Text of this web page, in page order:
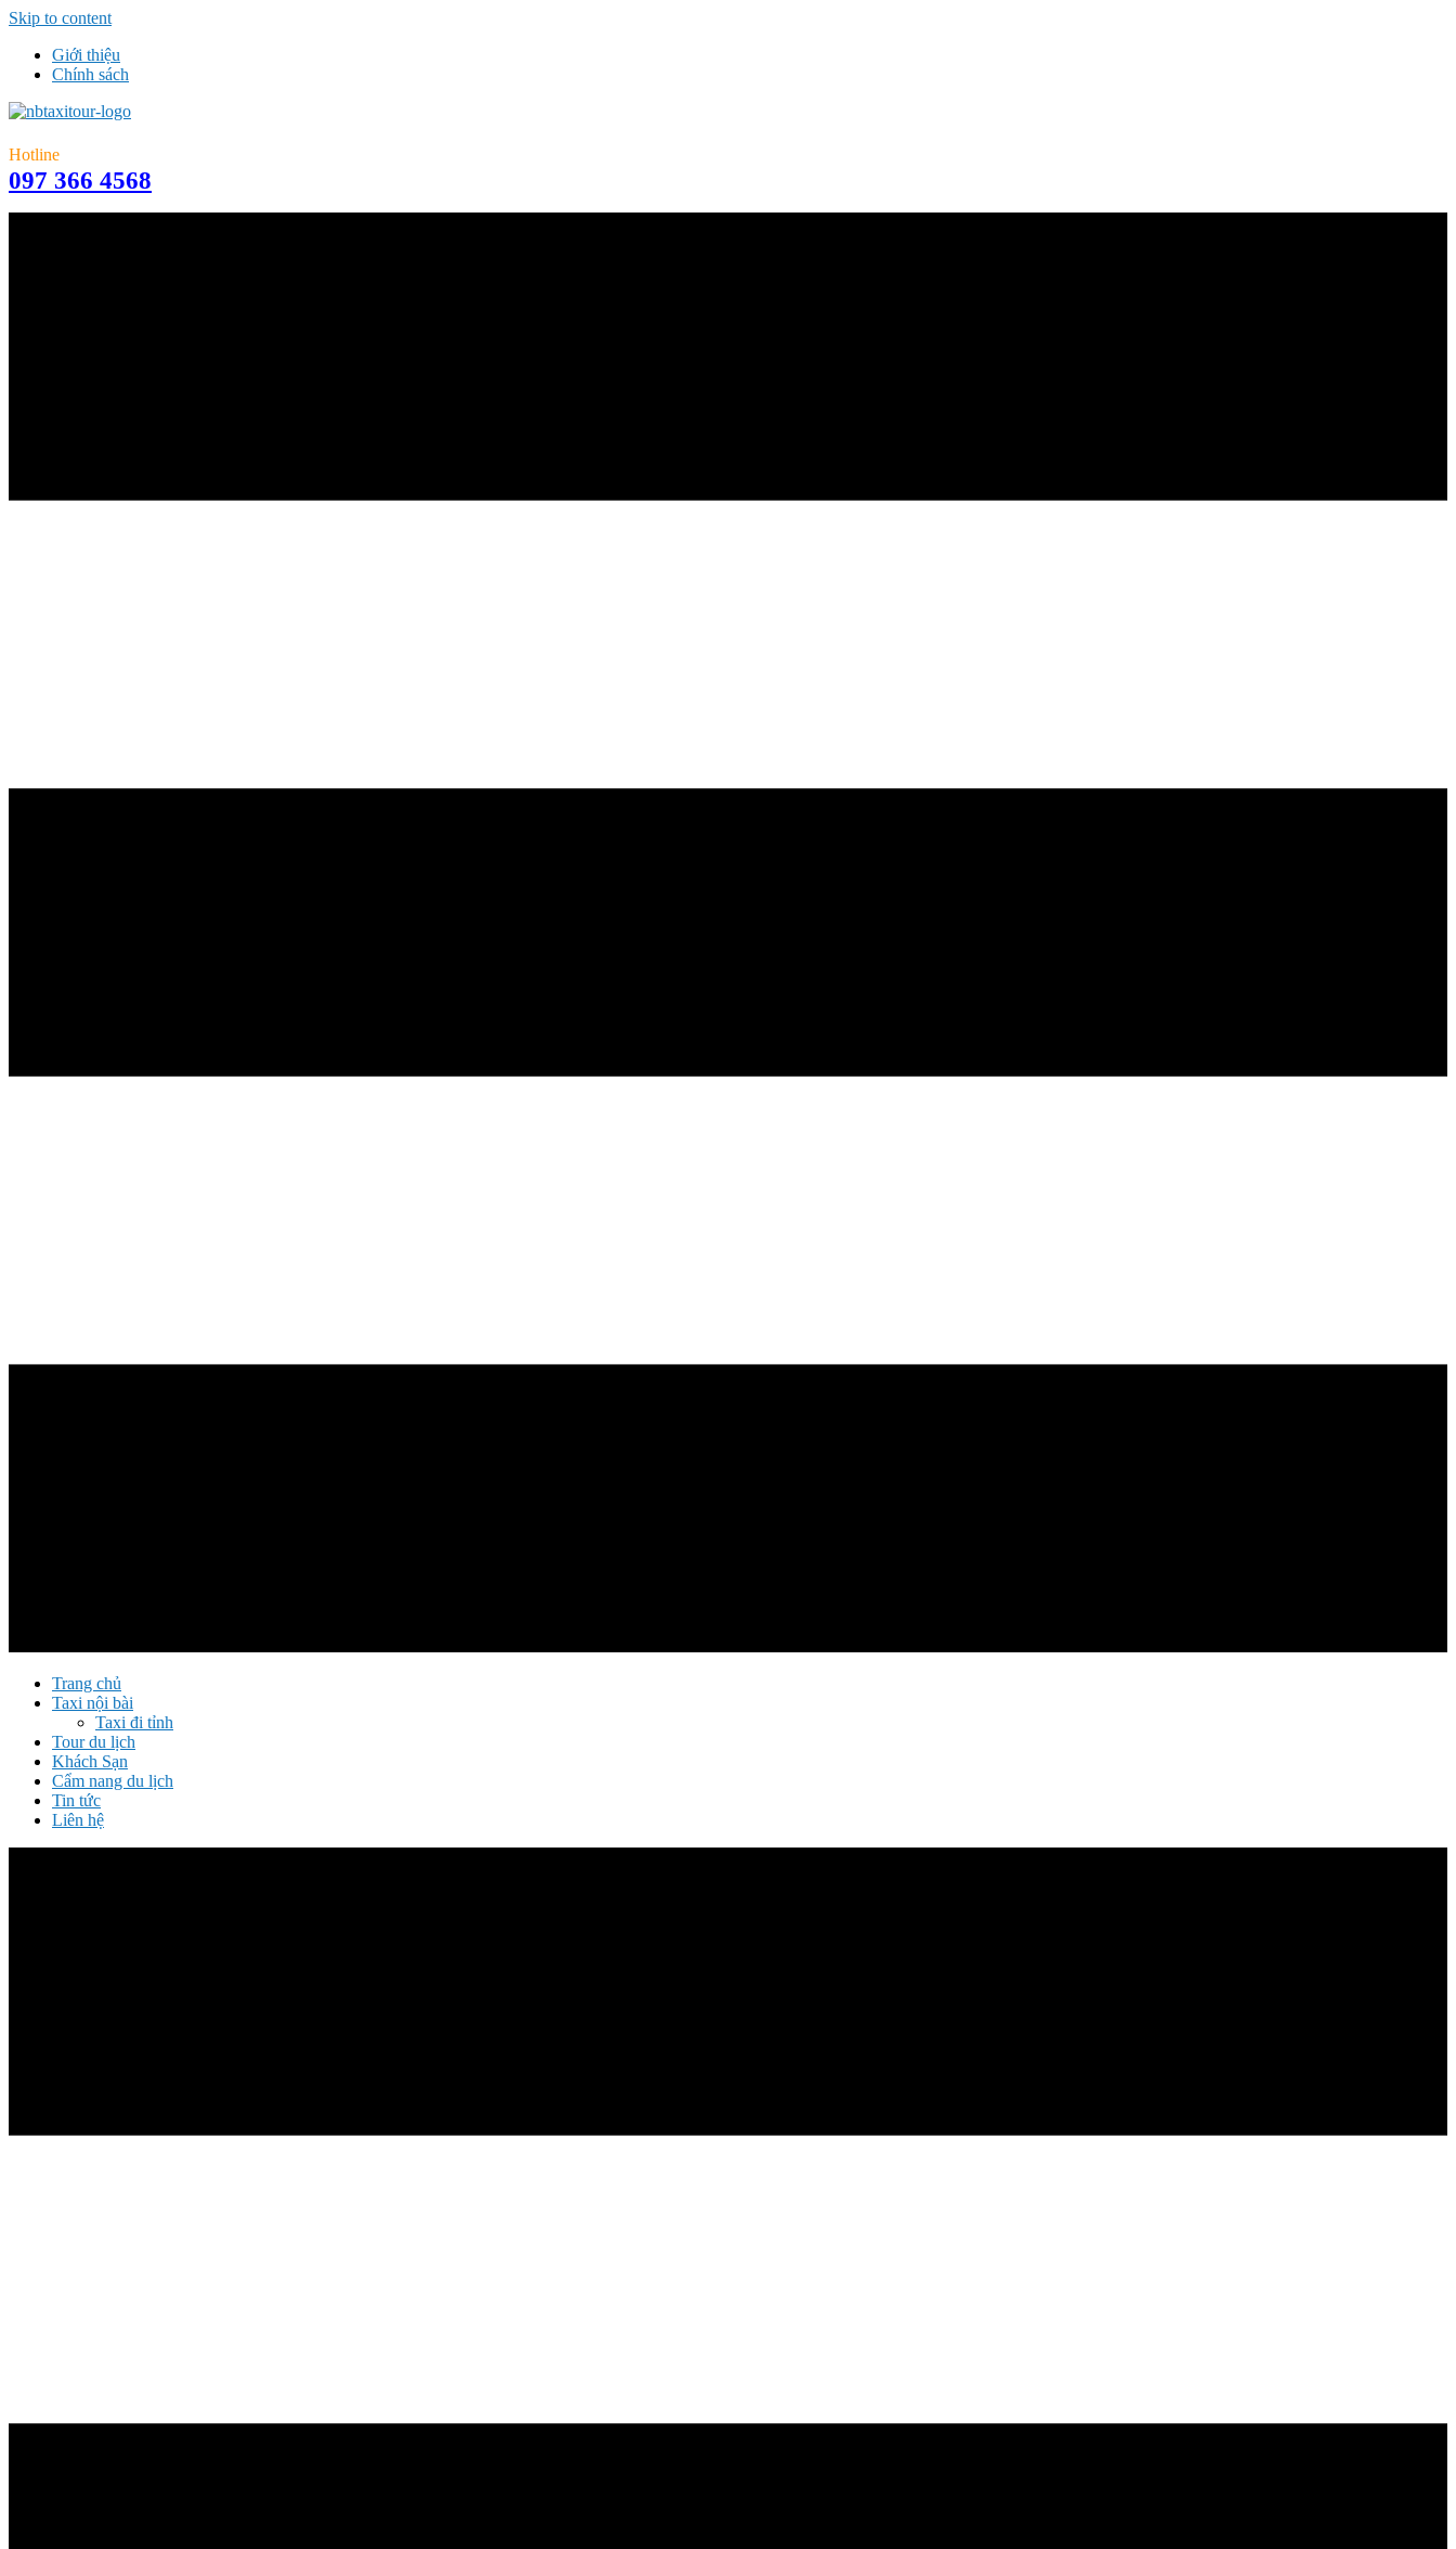
Skip to content
Giới thiệu
Chính sách
Hotline
097 366 4568
Trang chủ
Taxi nội bài
Taxi đi tỉnh
Tour du lịch
Khách Sạn
Cẩm nang du lịch
Tin tức
Liên hệ